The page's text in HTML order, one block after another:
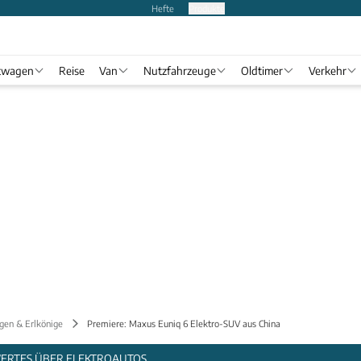
Hefte
Reise Van Nutzfahrzeuge Oldtimer Verkehr
& Erlkönige Premiere: Maxus Euniq 6 Elektro-SUV aus China
ÜBER ELEKTROAUTOS